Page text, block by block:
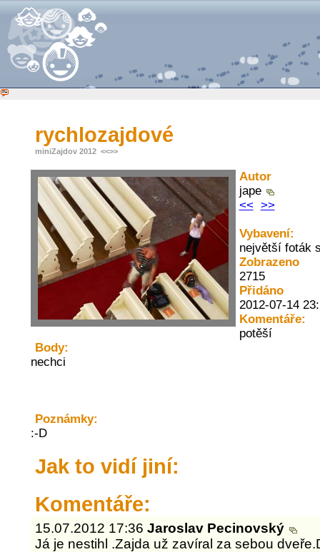
rychlozajdové
miniZajdov 2012 <<>>
Autor
jape
<< >>
Vybavení:
největší foták
Zobrazeno
2715
Přidáno
2012-07-14
Komentáře:
potěší
Body:
nechci
Poznámky:
:-D
Jak to vidí jiní:
Komentáře:
15.07.2012 17:36Jaroslav Pecinovský
Já je nestihl .Zajda už zavíral za sebou